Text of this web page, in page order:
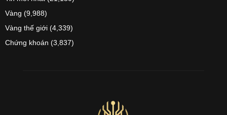
Vàng (9,988)
Vàng thế giới (4,339)
Chứng khoán (3,837)